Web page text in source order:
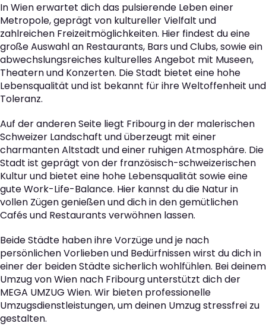
In Wien erwartet dich das pulsierende Leben einer
Metropole, geprägt von kultureller Vielfalt und
zahlreichen Freizeitmöglichkeiten. Hier findest du eine
große Auswahl an Restaurants, Bars und Clubs, sowie ein
abwechslungsreiches kulturelles Angebot mit Museen,
Theatern und Konzerten. Die Stadt bietet eine hohe
Lebensqualität und ist bekannt für ihre Weltoffenheit und
Toleranz.
Auf der anderen Seite liegt Fribourg in der malerischen
Schweizer Landschaft und überzeugt mit einer
charmanten Altstadt und einer ruhigen Atmosphäre. Die
Stadt ist geprägt von der französisch-schweizerischen
Kultur und bietet eine hohe Lebensqualität sowie eine
gute Work-Life-Balance. Hier kannst du die Natur in
vollen Zügen genießen und dich in den gemütlichen
Cafés und Restaurants verwöhnen lassen.
Beide Städte haben ihre Vorzüge und je nach
persönlichen Vorlieben und Bedürfnissen wirst du dich in
einer der beiden Städte sicherlich wohlfühlen. Bei deinem
Umzug von Wien nach Fribourg unterstützt dich der
MEGA UMZUG Wien. Wir bieten professionelle
Umzugsdienstleistungen, um deinen Umzug stressfrei zu
gestalten.